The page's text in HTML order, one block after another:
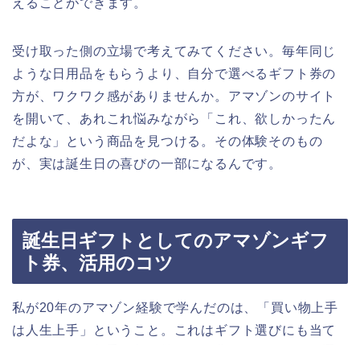
えることができます。
受け取った側の立場で考えてみてください。毎年同じ
ような日用品をもらうより、自分で選べるギフト券の
方が、ワクワク感がありませんか。アマゾンのサイト
を開いて、あれこれ悩みながら「これ、欲しかったん
だよな」という商品を見つける。その体験そのもの
が、実は誕生日の喜びの一部になるんです。
誕生日ギフトとしてのアマゾンギフ
ト券、活用のコツ
私が20年のアマゾン経験で学んだのは、「買い物上手
は人生上手」ということ。これはギフト選びにも当て